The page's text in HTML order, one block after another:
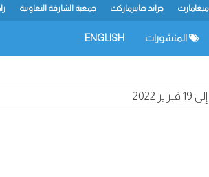
جمعية الشارقة التعاونية جراند هايبرماركت ميغامارت
المنشورات ENGLISH